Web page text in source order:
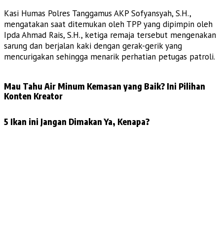
Kasi Humas Polres Tanggamus AKP Sofyansyah, S.H.,
mengatakan saat ditemukan oleh TPP yang dipimpin oleh
Ipda Ahmad Rais, S.H., ketiga remaja tersebut mengenakan
sarung dan berjalan kaki dengan gerak-gerik yang
mencurigakan sehingga menarik perhatian petugas patroli.
Mau Tahu Air Minum Kemasan yang Baik? Ini Pilihan
Konten Kreator
5 Ikan ini Jangan Dimakan Ya, Kenapa?